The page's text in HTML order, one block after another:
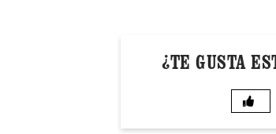
¿TE GUSTA